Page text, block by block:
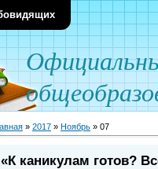
Официал
» 2017 » Ноябрь » 07
«К каникулам готов?